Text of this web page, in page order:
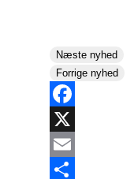
Næste nyhed
Forrige nyhed
Facebook
X
Email